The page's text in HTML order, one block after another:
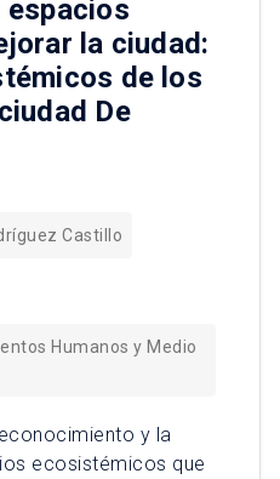
espacios
la ciudad:
de los
De
Castillo
Humanos y Medio
y la
ecosistémicos que